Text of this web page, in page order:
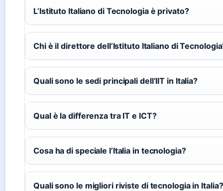
L’Istituto Italiano di Tecnologia è privato?
Chi è il direttore dell’Istituto Italiano di
Quali sono le sedi principali dell’IIT in Italia?
Qual è la differenza tra IT e ICT?
Cosa ha di speciale l’Italia in tecnologia?
Quali sono le migliori riviste di tecnologia in Italia?